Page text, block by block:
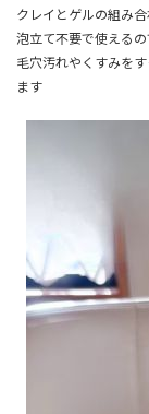
クレイとゲルの組み
泡立て不要で使える
毛穴汚れやくすみを
ます